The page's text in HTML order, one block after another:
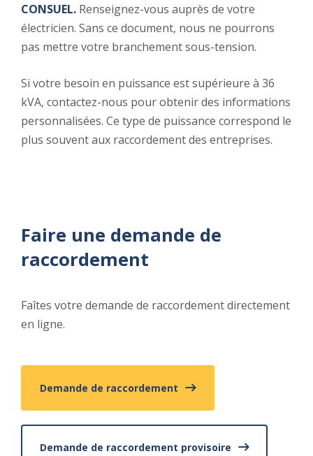
CONSUEL. Renseignez-vous auprès de votre
électricien. Sans ce document, nous ne pourrons
pas mettre votre branchement sous-tension.
Si votre besoin en puissance est supérieure à 36
kVA, contactez-nous pour obtenir des informations
personnalisées. Ce type de puissance correspond le
plus souvent aux raccordement des entreprises.
Faire une demande de
raccordement
Faîtes votre demande de raccordement directement
en ligne.
Demande de raccordement
Demande de raccordement provisoire